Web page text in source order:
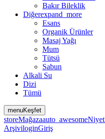
Bakır Bileklik
Diğerexpand_more
Esans
Organik Ürünler
Masaj Yağı
Mum
Tütsü
Sabun
Alkali Su
Dizi
Tümü
menuKeşfet
storeMağazaauto_awesome
ArşiviloginGiriş